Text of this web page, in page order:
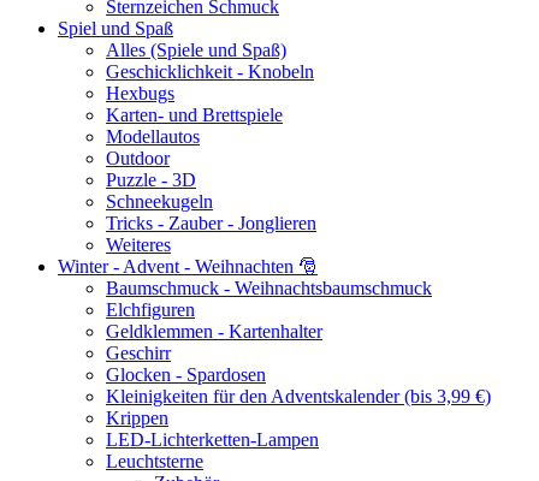
Sternzeichen Schmuck
Spiel und Spaß
Alles (Spiele und Spaß)
Geschicklichkeit - Knobeln
Hexbugs
Karten- und Brettspiele
Modellautos
Outdoor
Puzzle - 3D
Schneekugeln
Tricks - Zauber - Jonglieren
Weiteres
Winter - Advent - Weihnachten 🎅
Baumschmuck - Weihnachtsbaumschmuck
Elchfiguren
Geldklemmen - Kartenhalter
Geschirr
Glocken - Spardosen
Kleinigkeiten für den Adventskalender (bis 3,99 €)
Krippen
LED-Lichterketten-Lampen
Leuchtsterne